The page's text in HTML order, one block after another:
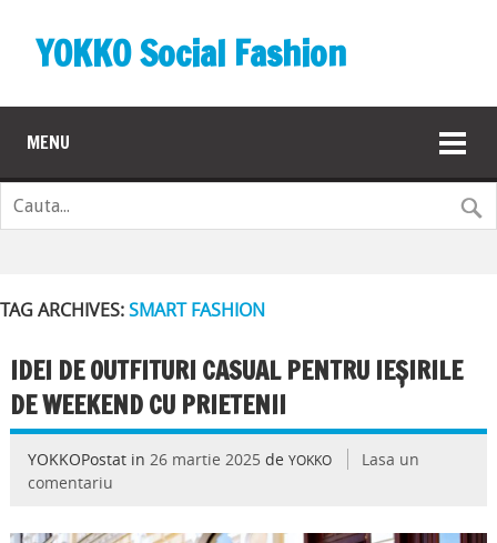
YOKKO Social Fashion
MENU
TAG ARCHIVES:SMART FASHION
IDEI DE OUTFITURI CASUAL PENTRU IEȘIRILE
DE WEEKEND CU PRIETENII
YOKKOPostat in 26 martie 2025 de YOKKO
Lasa un
comentariu